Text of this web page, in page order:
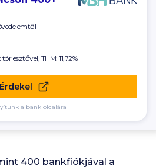
törlesztővel, THM: 11,72%
Érdekel
a bank oldalára
400 bankfiókjával a